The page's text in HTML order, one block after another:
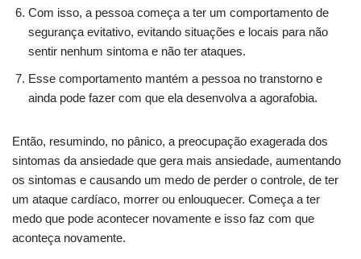
Com isso, a pessoa começa a ter um comportamento de
segurança evitativo, evitando situações e locais para não
sentir nenhum sintoma e não ter ataques.
Esse comportamento mantém a pessoa no transtorno e
ainda pode fazer com que ela desenvolva a agorafobia.
Então, resumindo, no pânico, a preocupação exagerada dos
sintomas da ansiedade que gera mais ansiedade, aumentando
os sintomas e causando um medo de perder o controle, de ter
um ataque cardíaco, morrer ou enlouquecer. Começa a ter
medo que pode acontecer novamente e isso faz com que
aconteça novamente.